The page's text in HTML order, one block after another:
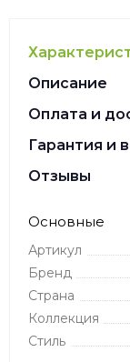
Описание
Оплата и
Гарантия и
Отзывы
Основные
Артикул
Бренд
Страна
Коллекция
Стиль